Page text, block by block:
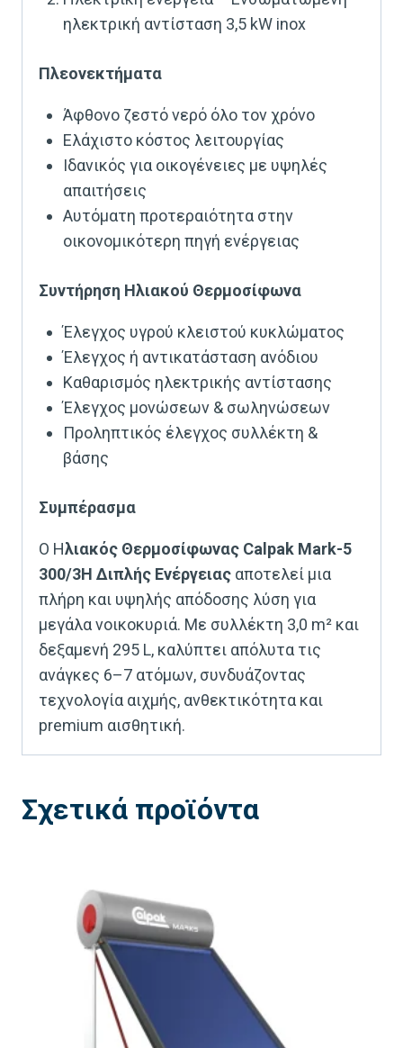
ηλεκτρική αντίσταση 3,5 kW inox
Πλεονεκτήματα
Άφθονο ζεστό νερό όλο τον χρόνο
Ελάχιστο κόστος λειτουργίας
Ιδανικός για οικογένειες με υψηλές
απαιτήσεις
Αυτόματη προτεραιότητα στην
οικονομικότερη πηγή ενέργειας
Συντήρηση Ηλιακού Θερμοσίφωνα
Έλεγχος υγρού κλειστού κυκλώματος
Έλεγχος ή αντικατάσταση ανόδιου
Καθαρισμός ηλεκτρικής αντίστασης
Έλεγχος μονώσεων & σωληνώσεων
Προληπτικός έλεγχος συλλέκτη &
βάσης
Συμπέρασμα
Ο Ηλιακός Θερμοσίφωνας Calpak Mark-5
300/3H Διπλής Ενέργειας αποτελεί μια
πλήρη και υψηλής απόδοσης λύση για
μεγάλα νοικοκυριά. Με συλλέκτη 3,0 m² και
δεξαμενή 295 L, καλύπτει απόλυτα τις
ανάγκες 6–7 ατόμων, συνδυάζοντας
τεχνολογία αιχμής, ανθεκτικότητα και
premium αισθητική.
Σχετικά προϊόντα